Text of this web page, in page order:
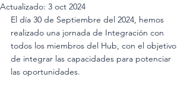
Actualizado: 3 oct 2024
El día 30 de Septiembre del 2024, hemos
realizado una jornada de Integración con
todos los miembros del Hub, con el objetivo
de integrar las capacidades para potenciar
las oportunidades.